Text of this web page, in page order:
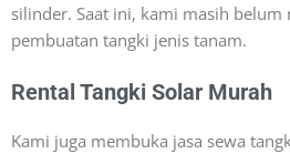
silinder. Saat ini, kami masih belum
pembuatan tangki jenis tanam.
Rental Tangki Solar Murah
Kami juga membuka jasa sewa